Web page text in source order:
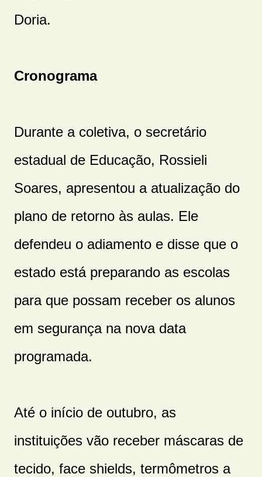
Doria.
Cronograma
Durante a coletiva, o secretário
estadual de Educação, Rossieli
Soares, apresentou a atualização do
plano de retorno às aulas. Ele
defendeu o adiamento e disse que o
estado está preparando as escolas
para que possam receber os alunos
em segurança na nova data
programada.
Até o início de outubro, as
instituições vão receber máscaras de
tecido, face shields, termômetros a